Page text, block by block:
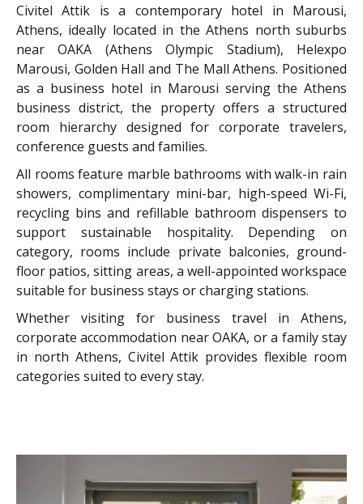
Civitel Attik is a contemporary hotel in Marousi,
Athens, ideally located in the Athens north suburbs
near OAKA (Athens Olympic Stadium), Helexpo
Marousi, Golden Hall and The Mall Athens. Positioned
as a business hotel in Marousi serving the Athens
business district, the property offers a structured
room hierarchy designed for corporate travelers,
conference guests and families.
All rooms feature marble bathrooms with walk-in rain
showers, complimentary mini-bar, high-speed Wi-Fi,
recycling bins and refillable bathroom dispensers to
support sustainable hospitality. Depending on
category, rooms include private balconies, ground-
floor patios, sitting areas, a well-appointed workspace
suitable for business stays or charging stations.
Whether visiting for business travel in Athens,
corporate accommodation near OAKA, or a family stay
in north Athens, Civitel Attik provides flexible room
categories suited to every stay.
Room_Civitel